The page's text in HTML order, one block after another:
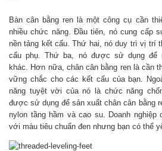
Bàn cân bằng ren là một công cụ cần
nhiều chức năng. Đầu tiên, nó cung cấp
nền tảng kết cấu. Thứ hai, nó duy trì vị trí
cấu phụ. Thứ ba, nó được sử dụng để
khác. Hơn nữa, chân cân bằng ren là cần
vững chắc cho các kết cấu của bạn.
năng tuyệt vời của nó là chức năng
được sử dụng để sản xuất chân cân bằng
nylon tầng hầm và cao su. Doanh
với màu tiêu chuẩn đen nhưng bạn có thể